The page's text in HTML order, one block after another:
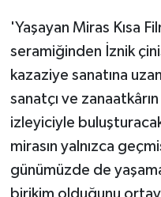
'Yaşayan Miras Kısa
seramiğinden İznik
kazaziye sanatına
sanatçı ve
izleyiciyle
mirasın yalnızca
günümüzde de